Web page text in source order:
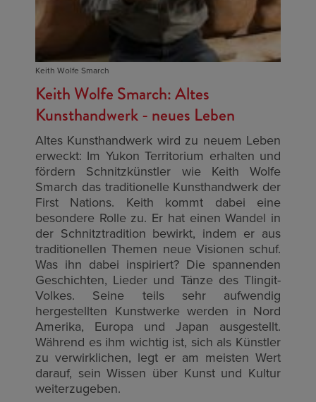
Keith Wolfe Smarch
Keith Wolfe Smarch: Altes
Kunsthandwerk - neues Leben
Altes Kunsthandwerk wird zu neuem Leben
erweckt: Im Yukon Territorium erhalten und
fördern Schnitzkünstler wie Keith Wolfe
Smarch das traditionelle Kunsthandwerk der
First Nations. Keith kommt dabei eine
besondere Rolle zu. Er hat einen Wandel in
der Schnitztradition bewirkt, indem er aus
traditionellen Themen neue Visionen schuf.
Was ihn dabei inspiriert? Die spannenden
Geschichten, Lieder und Tänze des Tlingit-
Volkes. Seine teils sehr aufwendig
hergestellten Kunstwerke werden in Nord
Amerika, Europa und Japan ausgestellt.
Während es ihm wichtig ist, sich als Künstler
zu verwirklichen, legt er am meisten Wert
darauf, sein Wissen über Kunst und Kultur
weiterzugeben.